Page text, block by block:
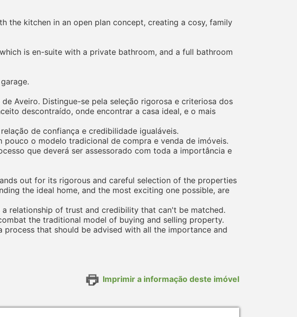
the kitchen in an open plan concept, creating a cosy, family
is en-suite with a private bathroom, and a full bathroom
Aveiro. Distingue-se pela seleção rigorosa e criteriosa dos
descontraído, onde encontrar a casa ideal, e o mais
de confiança e credibilidade igualáveis.
o modelo tradicional de compra e venda de imóveis.
que deverá ser assessorado com toda a importância e
out for its rigorous and careful selection of the properties
the ideal home, and the most exciting one possible, are
relationship of trust and credibility that can't be matched.
the traditional model of buying and selling property.
that should be advised with all the importance and
Imprimir a informação deste imóvel